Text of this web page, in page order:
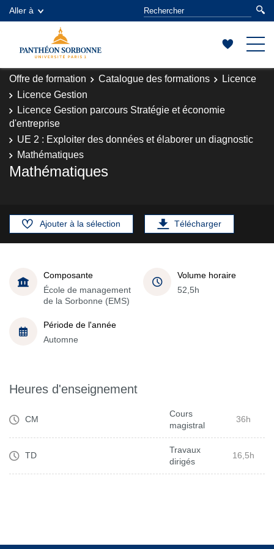
Aller à
Offre de formation Catalogue des formations
Licence
Licence Gestion
Licence Gestion parcours Stratégie et économie
d'entreprise
UE 2 : Exploiter des données et élaborer un diagnostic
Mathématiques
Mathématiques
Ajouter à la sélection Télécharger
Composante
École de management
de la Sorbonne (EMS)
Volume horaire
52,5h
Période de l'année
Automne
Heures d'enseignement
CM
Cours
magistral
36h
TD
Travaux
dirigés
16,5h